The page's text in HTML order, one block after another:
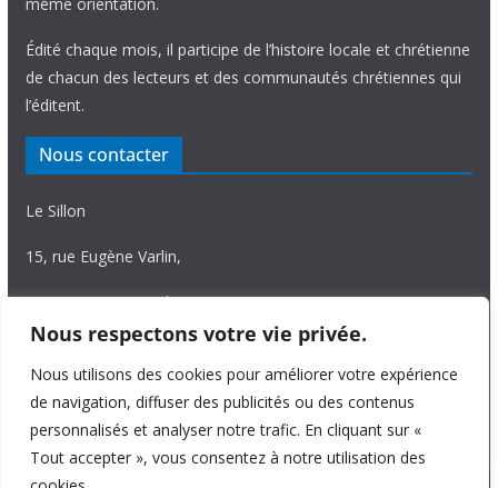
Nous respectons votre vie privée.
Nous utilisons des cookies pour améliorer votre expérience
de navigation, diffuser des publicités ou des contenus
personnalisés et analyser notre trafic. En cliquant sur «
Tout accepter », vous consentez à notre utilisation des
Édité chaque mois, il participe de l’histoire locale et chrétienne
de chacun des lecteurs et des communautés chrétiennes qui
l’éditent.
Nous contacter
Le Sillon
15, rue Eugène Varlin,
87036 Limoges Cedex.
Tél. 05 55 06 14 15
Nous écrire